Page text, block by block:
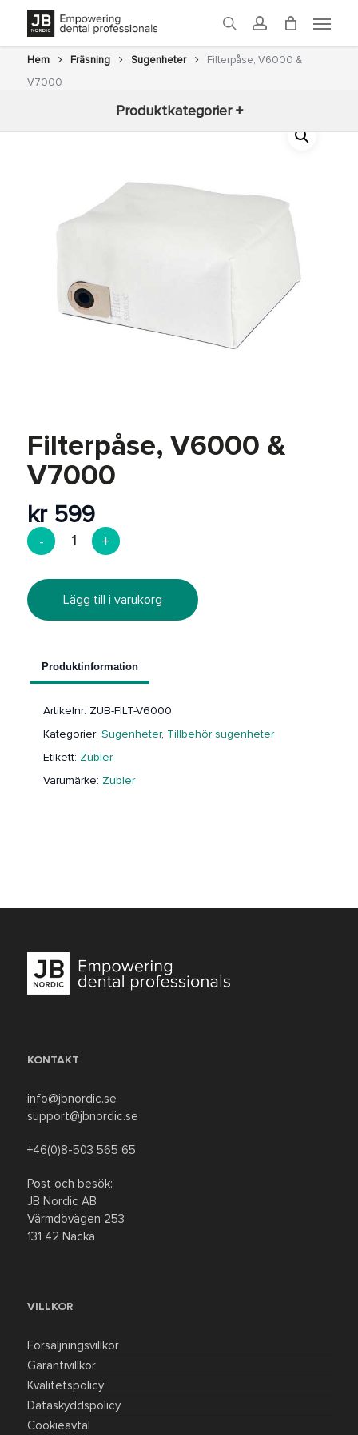
main
content
search account
Menu
Produktkategorier +
Hem Fräsning Sugenheter
Filterpåse, V6000 &
V7000
Filterpåse, V6000 &
V7000
kr599
Lägg till i varukorg
Produktinformation
Artikelnr: ZUB-FILT-V6000
Kategorier: Sugenheter, Tillbehör sugenheter
Etikett: Zubler
Varumärke: Zubler
KONTAKT
info@jbnordic.se
support@jbnordic.se
+46(0)8-503 565 65
Post och besök:
JB Nordic AB
Värmdövägen 253
131 42 Nacka
VILLKOR
Försäljningsvillkor
Garantivillkor
Kvalitetspolicy
Dataskyddspolicy
Cookieavtal